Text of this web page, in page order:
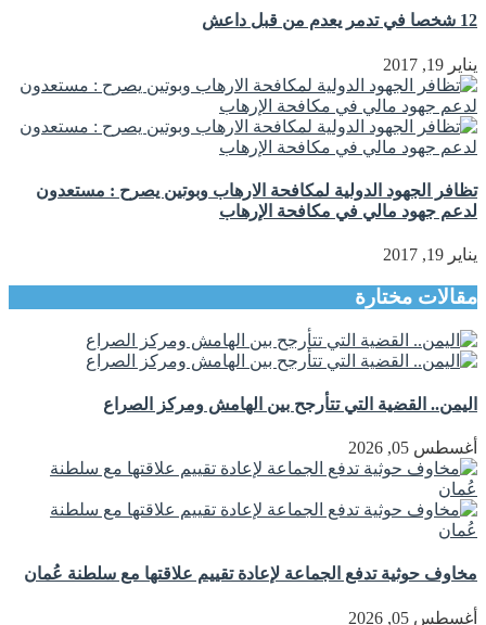
12 شخصا في تدمر يعدم من قبل داعش
يناير 19, 2017
تظافر الجهود الدولية لمكافحة الارهاب وبوتين يصرح : مستعدون
لدعم جهود مالي في مكافحة الإرهاب
يناير 19, 2017
مقالات مختارة
اليمن.. القضية التي تتأرجح بين الهامش ومركز الصراع
أغسطس 05, 2026
مخاوف حوثية تدفع الجماعة لإعادة تقييم علاقتها مع سلطنة عُمان
أغسطس 05, 2026